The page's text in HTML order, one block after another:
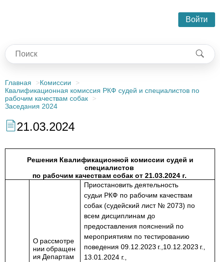
Войти
Главная
Комиссии
Квалификационная комиссия РКФ судей и специалистов по
рабочим качествам собак
Заседания 2024
21.03.2024
Решения Квалификационной комиссии судей и
специалистов
по рабочим качествам собак от 21.03.2024 г.
О рассмотре
нии обращен
ия Департам
Приостановить деятельность
судьи РКФ по рабочим качествам
собак (судейский лист № 2073) по
всем дисциплинам до
предоставления пояснений по
мероприятиям по тестированию
поведения 09.12.2023 г.,10.12.2023 г.,
13.01.2024 г.,